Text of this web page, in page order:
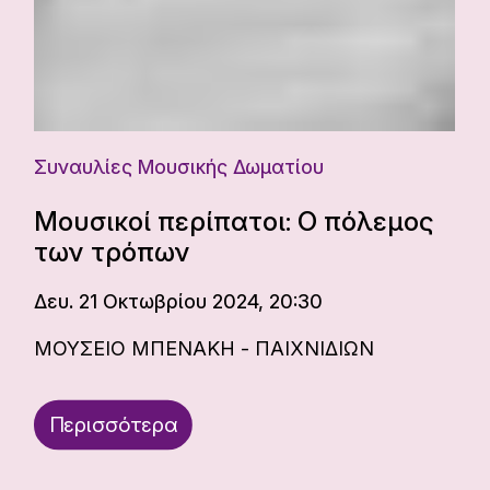
Συναυλίες Μουσικής Δωματίου
Μουσικοί περίπατοι: Ο πόλεμος
των τρόπων
Δευ. 21 Οκτωβρίου 2024, 20:30
ΜΟΥΣΕΙΟ ΜΠΕΝΑΚΗ - ΠΑΙΧΝΙΔΙΩΝ
Περισσότερα